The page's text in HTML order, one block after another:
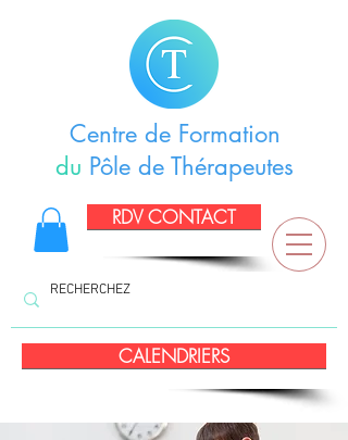
Centre de Formation
du Pôle de Thérapeutes
RDV CONTACT
CALENDRIERS